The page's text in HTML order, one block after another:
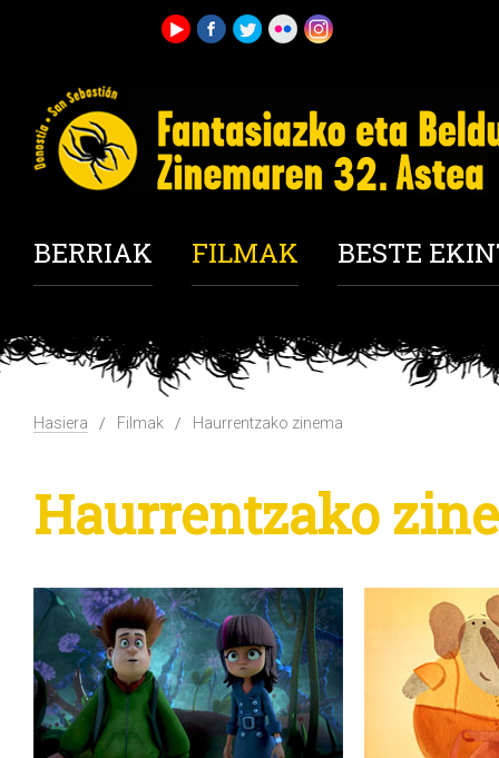
BERRIAK FILMAK BESTE
Hasiera Filmak Haurrentzako zinema
Haurrentzako